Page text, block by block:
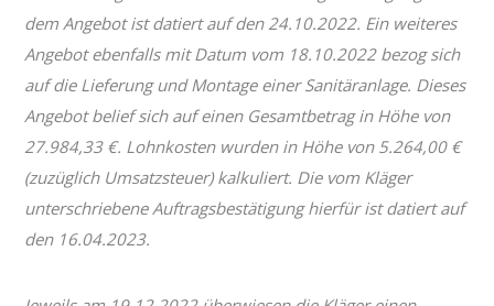
dem Angebot ist datiert auf den 24.10.2022. Ein weiteres
Angebot ebenfalls mit Datum vom 18.10.2022 bezog sich
auf die Lieferung und Montage einer Sanitäranlage. Dieses
Angebot belief sich auf einen Gesamtbetrag in Höhe von
27.984,33 €. Lohnkosten wurden in Höhe von 5.264,00 €
(zuzüglich Umsatzsteuer) kalkuliert. Die vom Kläger
unterschriebene Auftragsbestätigung hierfür ist datiert auf
den 16.04.2023.